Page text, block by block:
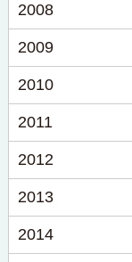
2008
2009
2010
2011
2012
2013
2014